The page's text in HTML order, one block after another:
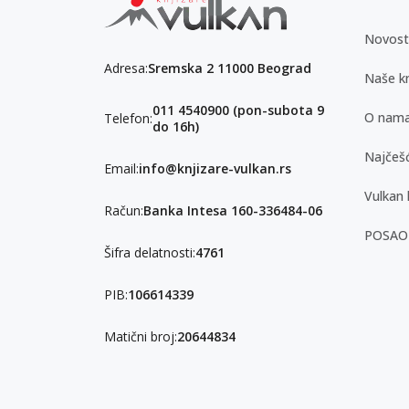
Adresa:Sremska 2 11000 Beograd
Telefon:011 4540900 (pon-subota 9
do 16h)
Email:info@knjizare-vulkan.rs
Račun:Banka Intesa 160-336484-06
Šifra delatnosti:4761
PIB:106614339
Matični broj:20644834
Naše
O
Vulkan
POSAO